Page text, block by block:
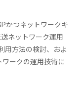
かつネットワークキ
ネットワーク運用
用方法の検討、およ
ークの運用技術に